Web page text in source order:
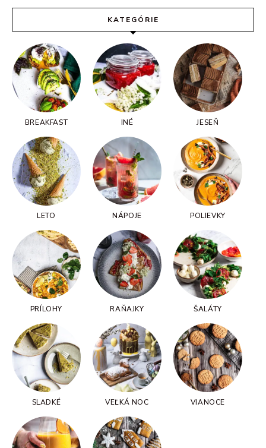
KATEGÓRIE
BREAKFAST INÉ JESEŇ
LETO NÁPOJE POLIEVKY
PRÍLOHY RAŇAJKY ŠALÁTY
SLADKÉ VEĽKÁ NOC VIANOCE